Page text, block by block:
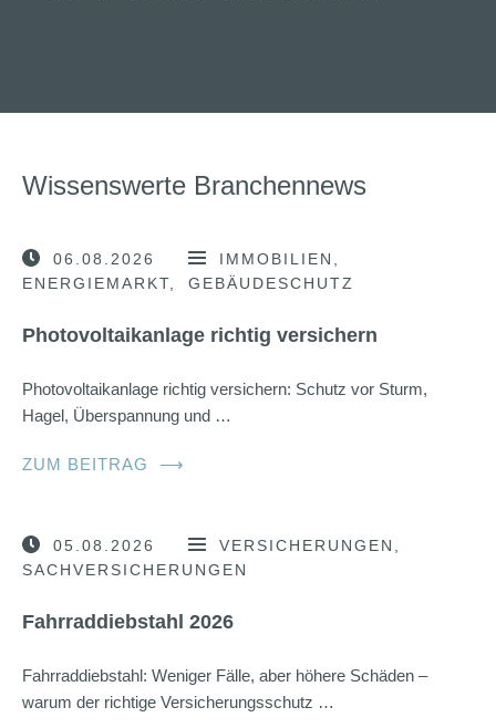
Wissenswerte Branchennews
06.08.2026
IMMOBILIEN
ENERGIEMARKT
GEBÄUDESCHUTZ
Photovoltaikanlage richtig versichern
Photovoltaikanlage richtig versichern: Schutz vor Sturm,
Hagel, Überspannung und …
ZUM BEITRAG ⟶
05.08.2026
VERSICHERUNGEN
SACHVERSICHERUNGEN
Fahrraddiebstahl 2026
Fahrraddiebstahl: Weniger Fälle, aber höhere Schäden –
warum der richtige Versicherungsschutz …